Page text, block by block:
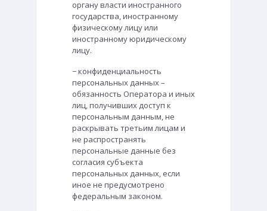
органу власти иностранного
государства, иностранному
физическому лицу или
иностранному юридическому
лицу.
− конфиденциальность
персональных данных –
обязанность Оператора и иных
лиц, получивших доступ к
персональным данным, не
раскрывать третьим лицам и
не распространять
персональные данные без
согласия субъекта
персональных данных, если
иное не предусмотрено
федеральным законом.